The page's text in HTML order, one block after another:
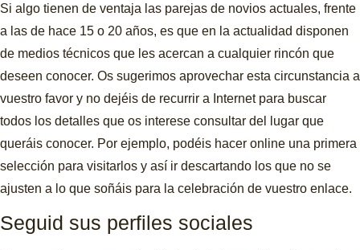
Si algo tienen de ventaja las parejas de novios actuales, frente
a las de hace 15 o 20 años, es que en la actualidad disponen
de medios técnicos que les acercan a cualquier rincón que
deseen conocer. Os sugerimos aprovechar esta circunstancia a
vuestro favor y no dejéis de recurrir a Internet para buscar
todos los detalles que os interese consultar del lugar que
queráis conocer. Por ejemplo, podéis hacer online una primera
selección para visitarlos y así ir descartando los que no se
ajusten a lo que soñáis para la celebración de vuestro enlace.
Seguid sus perfiles sociales